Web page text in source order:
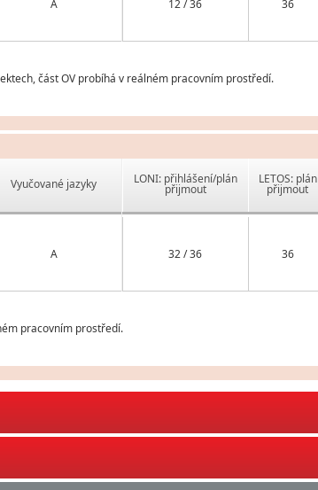
A 12 / 36 36
část OV probíhá v reálném pracovním prostředí.
Vyučované jazyky
A
LONI: přihlášení/plán
přijmout
LETOS: plán
přijmout
32 / 36 36
pracovním prostředí.